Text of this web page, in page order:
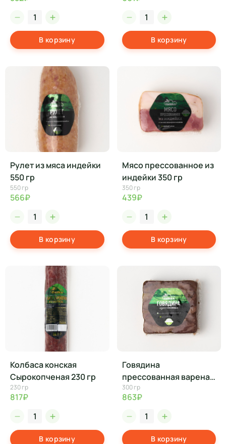
В корзину В корзину
Рулет из мяса индейки
550 гр
550 гр
566₽
В корзину
Мясо прессованное из
индейки 350 гр
350 гр
439₽
В корзину
Колбаса конская
Сырокопченая 230 гр
230 гр
817₽
В корзину
Говядина
прессованная вареная
300 гр
863₽
В корзину